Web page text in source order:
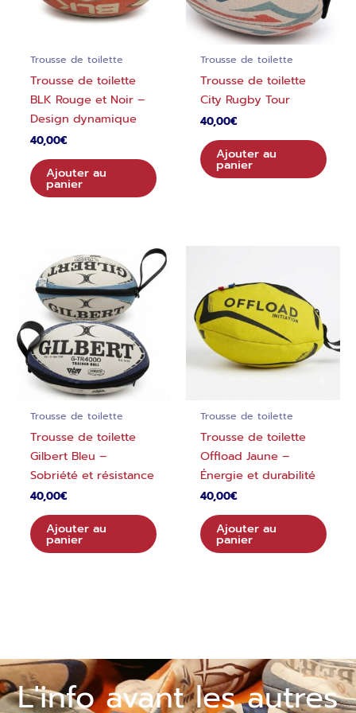
Trousse de toilette
Trousse de toilette
BLK Rouge et Noir –
Design dynamique
40,00€
Ajouter au
panier
Trousse de toilette
Trousse de toilette
City Rugby Tour
40,00€
Ajouter au
panier
Trousse de toilette
Trousse de toilette
Gilbert Bleu –
Sobriété et résistance
40,00€
Ajouter au
panier
Trousse de toilette
Trousse de toilette
Offload Jaune –
Énergie et durabilité
40,00€
Ajouter au
panier
L'info avant les autres